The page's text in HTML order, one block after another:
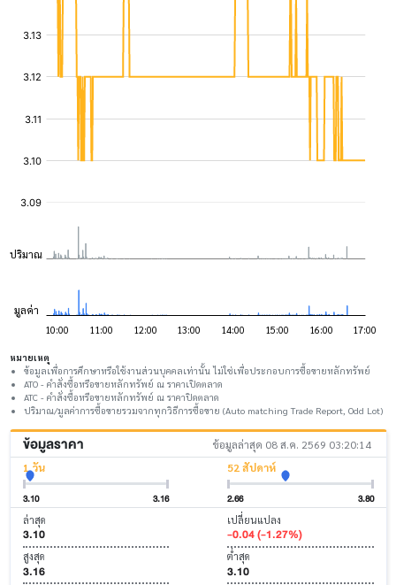
หมายเหตุ
ข้อมูลเพื่อการศึกษาหรือใช้งานส่วนบุคคลเท่านั้น ไม่ใช่เพื่อประกอบการซื้อขายหลักทรัพย์
ATO - คำสั่งซื้อหรือขายหลักทรัพย์ ณ ราคาเปิดตลาด
ATC - คำสั่งซื้อหรือขายหลักทรัพย์ ณ ราคาปิดตลาด
ปริมาณ/มูลค่าการซื้อขายรวมจากทุกวิธีการซื้อขาย (Auto matching Trade Report, Odd Lot)
ข้อมูลราคา
ข้อมูลล่าสุด 08 ส.ค. 2569 03:20:14
1 วัน
3.10 3.16
52 สัปดาห์
2.66 3.80
ล่าสุด
3.10
เปลี่ยนแปลง
-0.04 (-1.27%)
สูงสุด
3.16
ต่ำสุด
3.10